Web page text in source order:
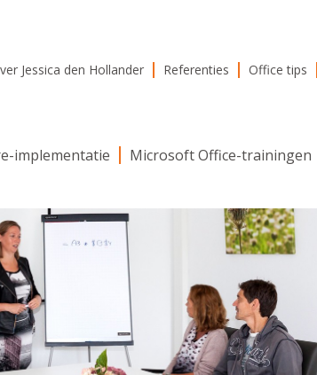
Jessica den Hollander Referenties Office tips
implementatie
Microsoft Office-trainingen